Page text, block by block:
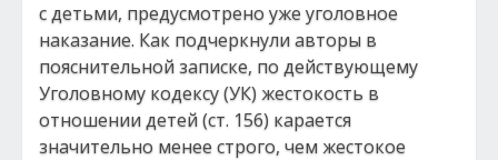
с детьми, предусмотрено уже уголовное
наказание. Как подчеркнули авторы в
пояснительной записке, по действующему
Уголовному кодексу (УК) жестокость в
отношении детей (ст. 156) карается
значительно менее строго, чем жестокое